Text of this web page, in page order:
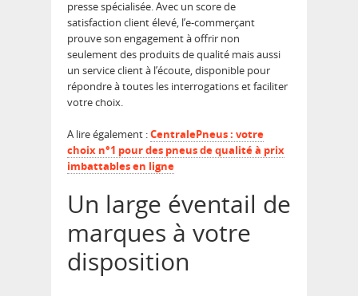
presse spécialisée. Avec un score de
satisfaction client élevé, l’e-commerçant
prouve son engagement à offrir non
seulement des produits de qualité mais aussi
un service client à l’écoute, disponible pour
répondre à toutes les interrogations et faciliter
votre choix.
A lire également :CentralePneus : votre
choix n°1 pour des pneus de qualité à prix
imbattables en ligne
Un large éventail de
marques à votre
disposition